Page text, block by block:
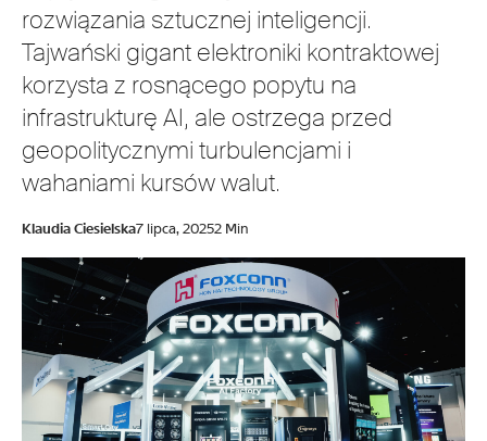
rozwiązania sztucznej inteligencji.
Tajwański gigant elektroniki kontraktowej
korzysta z rosnącego popytu na
infrastrukturę AI, ale ostrzega przed
geopolitycznymi turbulencjami i
wahaniami kursów walut.
Klaudia Ciesielska7 lipca, 20252 Min